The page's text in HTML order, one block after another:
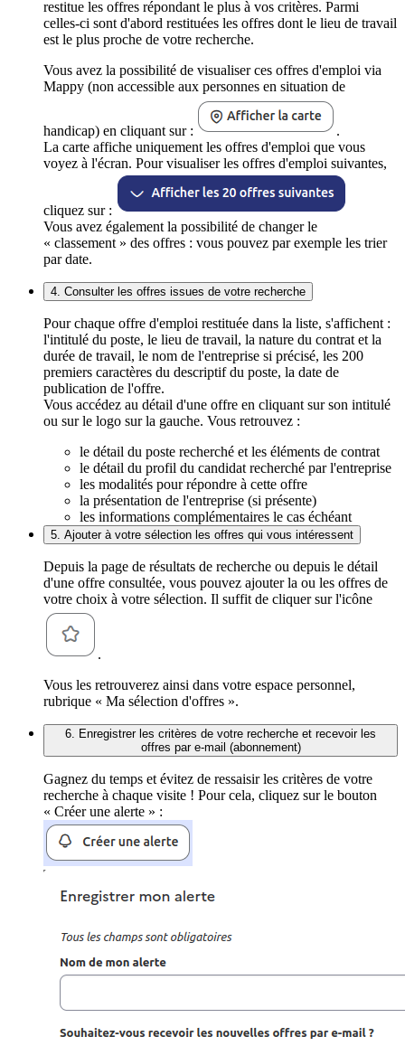
restitue les offres répondant le plus à vos critères. Parmi
celles-ci sont d'abord restituées les offres dont le lieu de travail
est le plus proche de votre recherche.
Vous avez la possibilité de visualiser ces offres d'emploi via
Mappy (non accessible aux personnes en situation de
handicap) en cliquant sur :
.
La carte affiche uniquement les offres d'emploi que vous
voyez à l'écran. Pour visualiser les offres d'emploi suivantes,
cliquez sur :
Vous avez également la possibilité de changer le
« classement » des offres : vous pouvez par exemple les trier
par date.
4. Consulter les offres issues de votre recherche
Pour chaque offre d'emploi restituée dans la liste, s'affichent :
l'intitulé du poste, le lieu de travail, la nature du contrat et la
durée de travail, le nom de l'entreprise si précisé, les 200
premiers caractères du descriptif du poste, la date de
publication de l'offre.
Vous accédez au détail d'une offre en cliquant sur son intitulé
ou sur le logo sur la gauche. Vous retrouvez :
le détail du poste recherché et les éléments de contrat
le détail du profil du candidat recherché par l'entreprise
les modalités pour répondre à cette offre
la présentation de l'entreprise (si présente)
les informations complémentaires le cas échéant
5. Ajouter à votre sélection les offres qui vous intéressent
Depuis la page de résultats de recherche ou depuis le détail
d'une offre consultée, vous pouvez ajouter la ou les offres de
votre choix à votre sélection. Il suffit de cliquer sur l'icône
.
Vous les retrouverez ainsi dans votre espace personnel,
rubrique « Ma sélection d'offres ».
6. Enregistrer les critères de votre recherche et recevoir les
offres par e-mail (abonnement)
Gagnez du temps et évitez de ressaisir les critères de votre
recherche à chaque visite ! Pour cela, cliquez sur le bouton
« Créer une alerte » :